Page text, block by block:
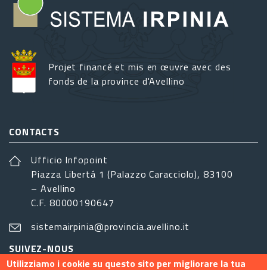
Projet financé et mis en œuvre avec des
fonds de la province d'Avellino
CONTACTS
Ufficio Infopoint
Piazza Libertá 1 (Palazzo Caracciolo), 83100
– Avellino
C.F. 80000190647
sistemairpinia@provincia.avellino.it
SUIVEZ-NOUS
Utilizziamo i cookie su questo sito per migliorare la tua